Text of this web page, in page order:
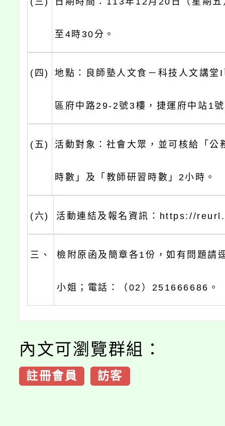
至4時30分。
(四) 地點：良師塾人文食－科技人文講堂
區府中路29-2號3樓，捷運府中站1
(五) 活動對象：社會大眾，並可核給「公
時數」及「教師研習時數」2小時。
(六) 活動連結及報名資訊：https://
三、 檢附原函及簡章各1份，如有問題請
小姐；電話：（02）251666686。
內文可瀏覽群組：
註冊會員 訪客